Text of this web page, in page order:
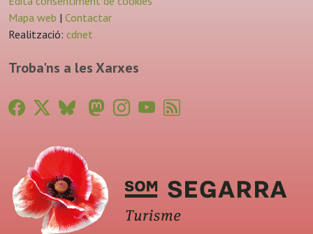
Mapa web | Contactar
Realització: cdnet
Troba'ns a les Xarxes